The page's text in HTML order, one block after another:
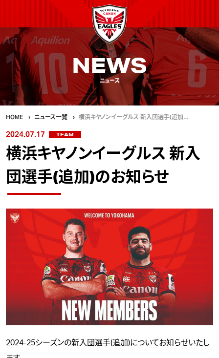
NEWS
ニュース
HOME ニュース一覧 横浜キヤノンイーグルス 新入団選手(追加…
2024.07.17 TEAM
横浜キヤノンイーグルス 新入
団選手(追加)のお知らせ
2024-25シーズンの新入団選手(追加)についてお知らせいたし